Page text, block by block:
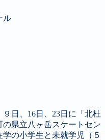
ル
日、16日、23日に「北杜
県立八ヶ岳スケートセン
の小学生と未就学児（５